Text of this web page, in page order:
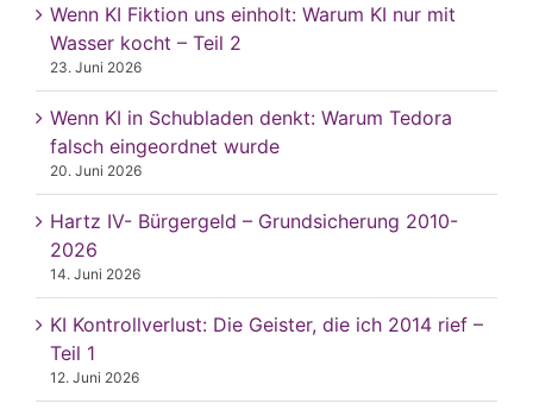
Wenn KI Fiktion uns einholt: Warum KI nur mit
Wasser kocht – Teil 2
23. Juni 2026
Wenn KI in Schubladen denkt: Warum Tedora
falsch eingeordnet wurde
20. Juni 2026
Hartz IV- Bürgergeld – Grundsicherung 2010-
2026
14. Juni 2026
KI Kontrollverlust: Die Geister, die ich 2014 rief –
Teil 1
12. Juni 2026